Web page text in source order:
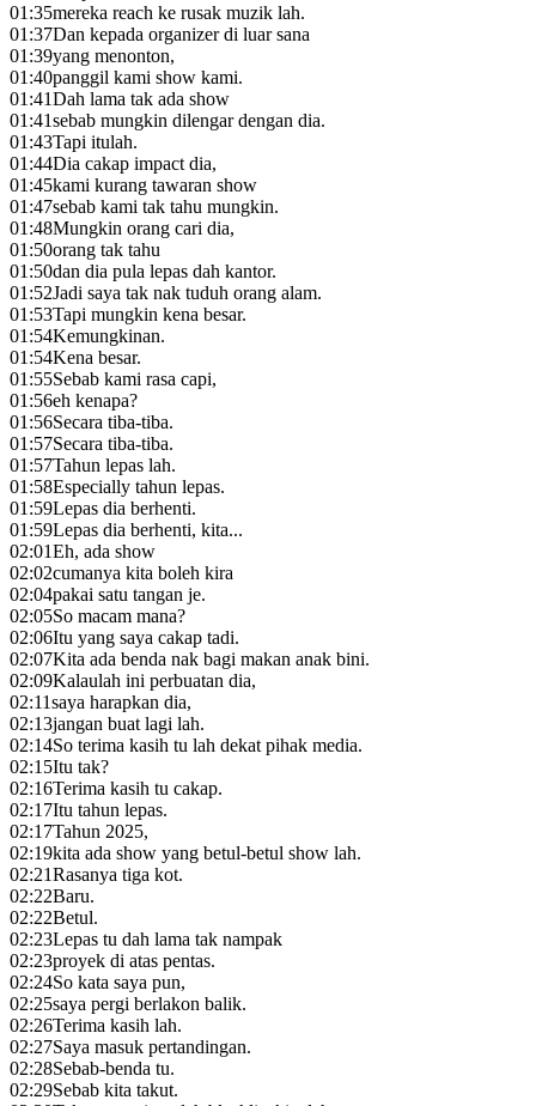
01:35mereka reach ke rusak muzik lah.
01:37Dan kepada organizer di luar sana
01:39yang menonton,
01:40panggil kami show kami.
01:41Dah lama tak ada show
01:41sebab mungkin dilengar dengan dia.
01:43Tapi itulah.
01:44Dia cakap impact dia,
01:45kami kurang tawaran show
01:47sebab kami tak tahu mungkin.
01:48Mungkin orang cari dia,
01:50orang tak tahu
01:50dan dia pula lepas dah kantor.
01:52Jadi saya tak nak tuduh orang alam.
01:53Tapi mungkin kena besar.
01:54Kemungkinan.
01:54Kena besar.
01:55Sebab kami rasa capi,
01:56eh kenapa?
01:56Secara tiba-tiba.
01:57Secara tiba-tiba.
01:57Tahun lepas lah.
01:58Especially tahun lepas.
01:59Lepas dia berhenti.
01:59Lepas dia berhenti, kita...
02:01Eh, ada show
02:02cumanya kita boleh kira
02:04pakai satu tangan je.
02:05So macam mana?
02:06Itu yang saya cakap tadi.
02:07Kita ada benda nak bagi makan anak bini.
02:09Kalaulah ini perbuatan dia,
02:11saya harapkan dia,
02:13jangan buat lagi lah.
02:14So terima kasih tu lah dekat pihak media.
02:15Itu tak?
02:16Terima kasih tu cakap.
02:17Itu tahun lepas.
02:17Tahun 2025,
02:19kita ada show yang betul-betul show lah.
02:21Rasanya tiga kot.
02:22Baru.
02:22Betul.
02:23Lepas tu dah lama tak nampak
02:23proyek di atas pentas.
02:24So kata saya pun,
02:25saya pergi berlakon balik.
02:26Terima kasih lah.
02:27Saya masuk pertandingan.
02:28Sebab-benda tu.
02:29Sebab kita takut.